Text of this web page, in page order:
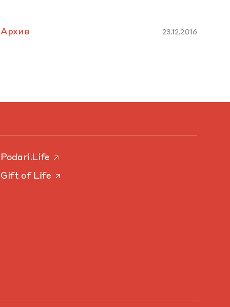
Архив 23.12.2016
Podari.Life
Gift of Life